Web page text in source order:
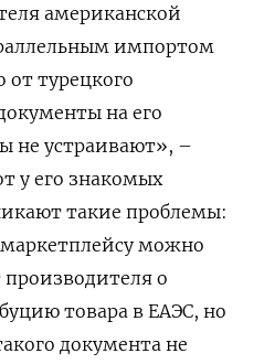
американской
импортом
турецкого
на его
не устраивают», –
у его знакомых
такие проблемы:
можно
о
товара в ЕАЭС, но
документа не